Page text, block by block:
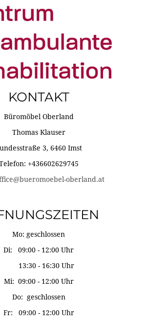
KONTAKT
Büromöbel Oberland
Thomas Klauser
3, 6460 Imst
+436602629745
oberland.at
Mo: geschlossen
Di: 09:00 - 12:00 Uhr
13:30 - 16:30 Uhr
Mi: 09:00 - 12:00 Uhr
Do: geschlossen
Fr: 09:00 - 12:00 Uhr